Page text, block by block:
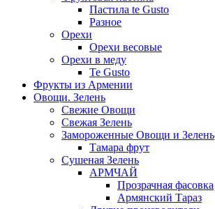
Пастила te Gusto
Разное
Орехи
Орехи весовые
Орехи в меду
Te Gusto
Фрукты из Армении
Овощи. Зелень
Свежие Овощи
Свежая Зелень
Замороженные Овощи и Зелень
Тамара фрут
Сушеная Зелень
АРМЧАЙ
Прозрачная фасовка
Армянский Тараз